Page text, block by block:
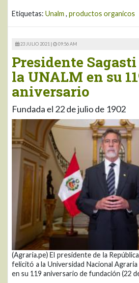
Etiquetas: Unalm , productos organicos
23 JULIO 2021 | 09:56 AM
Presidente
la UNALM en su
aniversario
Fundada el 22 de julio de 1902
(Agraria.pe) El presidente de la
felicitó a la Universidad Nacional Agraria
en su 119 aniversario de fundación (22